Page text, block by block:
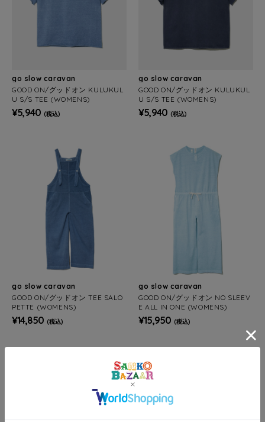
go slow caravan
GOOD ON/グッドオン KULUKUL
U S/S TEE (WOMENS)
¥5,940 (税込)
go slow caravan
GOOD ON/グッドオン KULUKUL
U S/S TEE (WOMENS)
¥5,940 (税込)
go slow caravan
GOOD ON/グッドオン TEE SALO
PETTE (WOMENS)
¥14,850 (税込)
go slow caravan
GOOD ON/グッドオン NO SLEEV
E ALL IN ONE (WOMENS)
¥15,950 (税込)